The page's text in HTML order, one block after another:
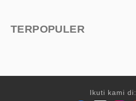
TERPOPULER
Ikuti kami di: